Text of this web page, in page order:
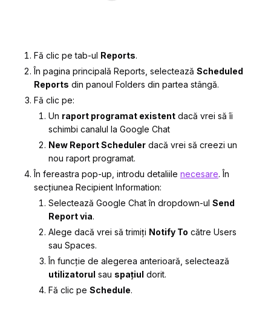
Fă clic pe tab-ul Reports.
În pagina principală Reports, selectează Scheduled
Reports din panoul Folders din partea stângă.
Fă clic pe:
Un raport programat existent dacă vrei să îi
schimbi canalul la Google Chat
New Report Scheduler dacă vrei să creezi un
nou raport programat.
În fereastra pop-up, introdu detaliile necesare. În
secțiunea Recipient Information:
Selectează Google Chatîn dropdown-ul Send
Report via.
Alege dacă vrei să trimiți Notify To către Users
sau Spaces.
În funcție de alegerea anterioară, selectează
utilizatorul sau spațiul dorit.
Fă clic pe Schedule.